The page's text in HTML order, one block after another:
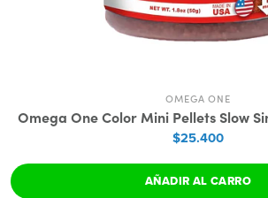
OMEGA ONE
Omega One Color Mini Pellets Slow
$25.400
AÑADIR AL CARRO